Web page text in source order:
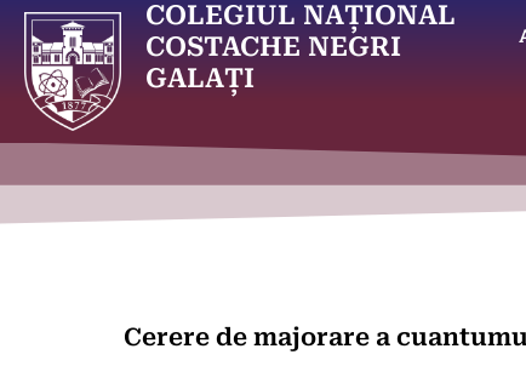
COLEGIUL NAȚIONAL
COSTACHE NEGRI
GALAȚI
Cerere de majorare a